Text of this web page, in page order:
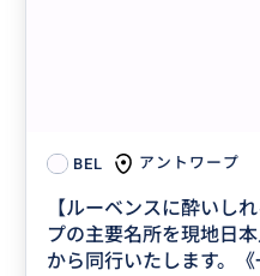
BEL アントワープ
【ルーベンスに酔いし
プの主要名所を現地日
から同行いたします。